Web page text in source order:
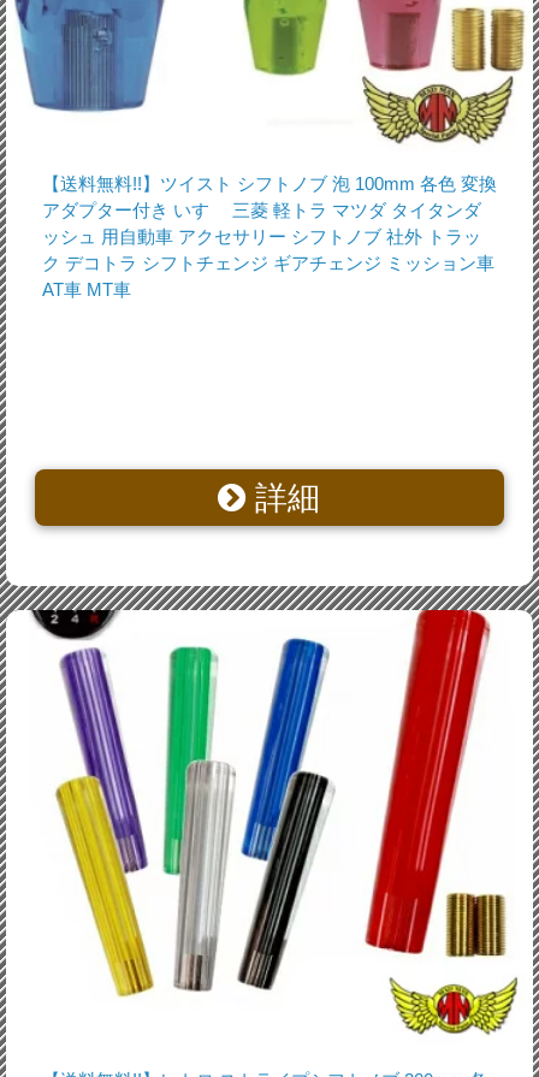
【送料無料!!】ツイスト シフトノブ 泡 100mm 各色 変換
アダプター付き いすゞ 三菱 軽トラ マツダ タイタンダ
ッシュ 用自動車 アクセサリー シフトノブ 社外 トラッ
ク デコトラ シフトチェンジ ギアチェンジ ミッション車
AT車 MT車
詳細